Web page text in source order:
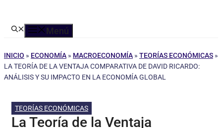
Menú
INICIO » ECONOMÍA » MACROECONOMÍA » TEORÍAS ECONÓMICAS »
LA TEORÍA DE LA VENTAJA COMPARATIVA DE DAVID RICARDO:
ANÁLISIS Y SU IMPACTO EN LA ECONOMÍA GLOBAL
TEORÍAS ECONÓMICAS
La Teoría de la Ventaja